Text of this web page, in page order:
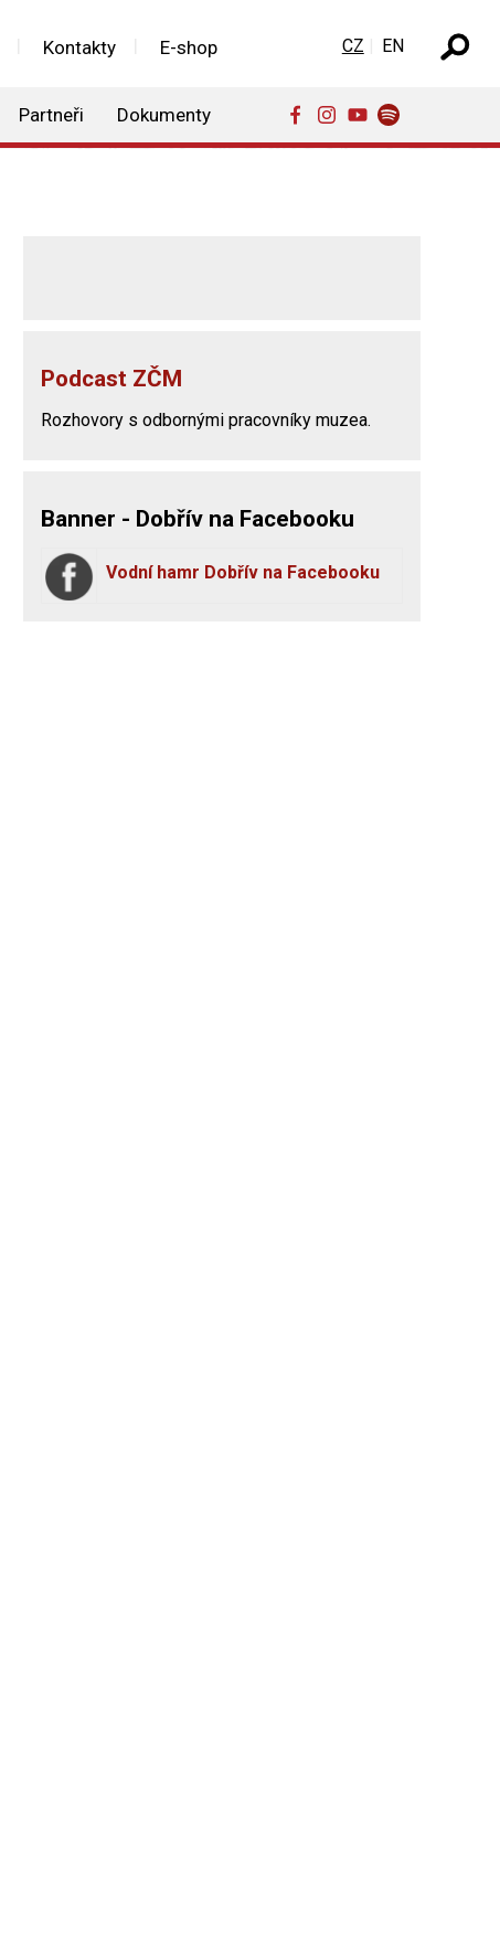
Kontakty E-shop
Partneři Dokumenty
Zvolte jazyk
CZ EN
Podcast ZČM
Rozhovory s odbornými pracovníky muzea.
Banner - Dobřív na Facebooku
Vodní hamr Dobřív na Facebooku